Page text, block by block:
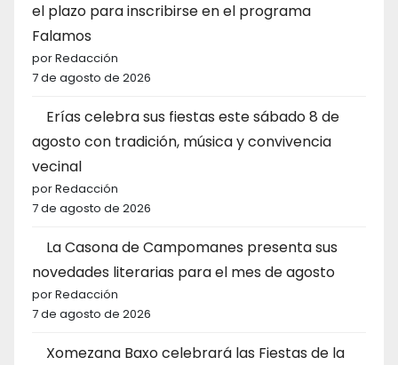
el plazo para inscribirse en el programa
Falamos
por Redacción
7 de agosto de 2026
Erías celebra sus fiestas este sábado 8 de
agosto con tradición, música y convivencia
vecinal
por Redacción
7 de agosto de 2026
La Casona de Campomanes presenta sus
novedades literarias para el mes de agosto
por Redacción
7 de agosto de 2026
Xomezana Baxo celebrará las Fiestas de la